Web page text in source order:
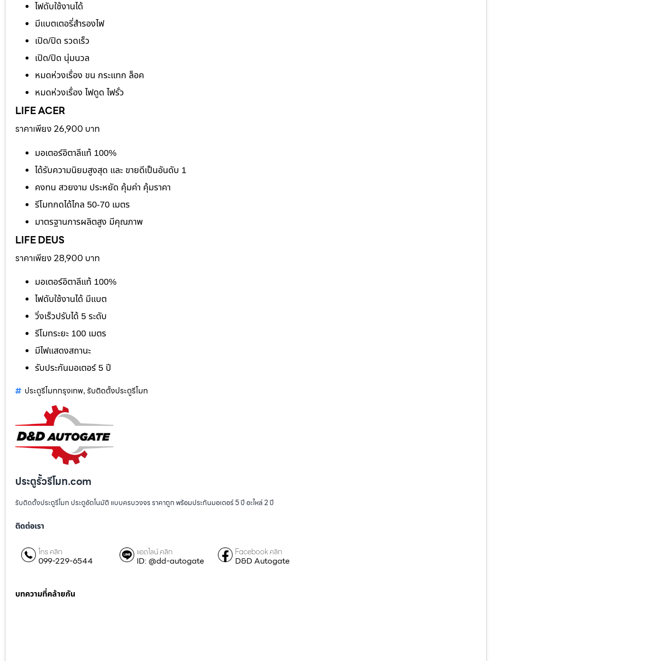
ไฟดับใช้งานได้
มีแบตเตอรี่สำรองไฟ
เปิด/ปิด รวดเร็ว
เปิด/ปิด นุ่มนวล
หมดห่วงเรื่อง ขน กระแทก ล็อค
หมดห่วงเรื่อง ไฟดูด ไฟรั่ว
LIFE ACER
ราคาเพียง 26,900 บาท
มอเตอร์อิตาลีแท้ 100%
ได้รับความนิยมสูงสุด และ ขายดีเป็นอันดับ 1
คงทน สวยงาม ประหยัด คุ้มค่า คุ้มราคา
รีโมทกดได้ไกล 50-70 เมตร
มาตรฐานการผลิตสูง มีคุณภาพ
LIFE DEUS
ราคาเพียง 28,900 บาท
มอเตอร์อิตาลีแท้ 100%
ไฟดับใช้งานได้ มีแบต
วิ่งเร็วปรับได้ 5 ระดับ
รีโมทระยะ 100 เมตร
มีไฟแสดงสถานะ
รับประกันมอเตอร์ 5 ปี
ประตูรีโมทกรุงเทพ, รับติดตั้งประตูรีโมท
ประตูรั้วรีโมท.com
รับติดตั้งประตูรีโมท ประตูอัตโนมัติ แบบครบวงจร ราคาถูก พร้อมประกันมอเตอร์ 5 ปี อะไหล่ 2 ปี
ติดต่อเรา
โทร คลิก
099-229-6544
แอดไลน์ คลิก
ID: @dd-autogate
Facebook คลิก
D&D Autogate
บทความที่คล้ายกัน